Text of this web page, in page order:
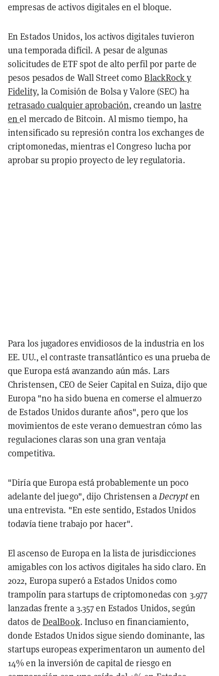
empresas de activos digitales en el bloque.
En Estados Unidos, los activos digitales tuvieron
una temporada difícil. A pesar de algunas
solicitudes de ETF spot de alto perfil por parte de
pesos pesados de Wall Street comoBlackRock y
Fidelity, la Comisión de Bolsa y Valore (SEC) ha
retrasado cualquier aprobación, creando unlastre
enel mercado de Bitcoin. Al mismo tiempo, ha
intensificado su represión contra los exchanges de
criptomonedas, mientras el Congreso lucha por
aprobar su propio proyecto de ley regulatoria.
Para los jugadores envidiosos de la industria en los
EE. UU., el contraste transatlántico es una prueba de
que Europa está avanzando aún más. Lars
Christensen, CEO de Seier Capital en Suiza, dijo que
Europa "no ha sido buena en comerse el almuerzo
de Estados Unidos durante años", pero que los
movimientos de este verano demuestran cómo las
regulaciones claras son una gran ventaja
competitiva.
"Diría que Europa está probablemente un poco
adelante del juego", dijo Christensen aDecrypten
una entrevista. "En este sentido, Estados Unidos
todavía tiene trabajo por hacer".
El ascenso de Europa en la lista de jurisdicciones
amigables con los activos digitales ha sido claro. En
2022, Europa superó a Estados Unidos como
trampolín para startups de criptomonedas con 3.977
lanzadas frente a 3.357 en Estados Unidos, según
datos de DealBook. Incluso en financiamiento,
donde Estados Unidos sigue siendo dominante, las
startups europeas experimentaron un aumento del
14% en la inversión de capital de riesgo en